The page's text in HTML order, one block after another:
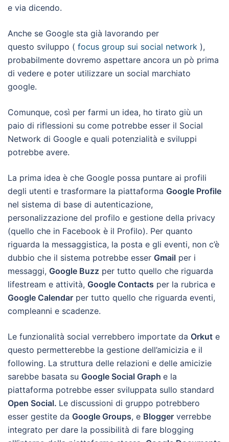
e via dicendo.
Anche se Google sta già lavorando per
questo sviluppo ( focus group sui social network ),
probabilmente dovremo aspettare ancora un pò prima
di vedere e poter utilizzare un social marchiato
google.
Comunque, così per farmi un idea, ho tirato giù un
paio di riflessioni su come potrebbe esser il Social
Network di Google e quali potenzialità e sviluppi
potrebbe avere.
La prima idea è che Google possa puntare ai profili
degli utenti e trasformare la piattaforma Google Profile
nel sistema di base di autenticazione,
personalizzazione del profilo e gestione della privacy
(quello che in Facebook è il Profilo). Per quanto
riguarda la messaggistica, la posta e gli eventi, non c’è
dubbio che il sistema potrebbe esser Gmail per i
messaggi, Google Buzz per tutto quello che riguarda
lifestream e attività, Google Contacts per la rubrica e
Google Calendar per tutto quello che riguarda eventi,
compleanni e scadenze.
Le funzionalità social verrebbero importate da Orkut e
questo permetterebbe la gestione dell’amicizia e il
following. La struttura delle relazioni e delle amicizie
sarebbe basata su Google Social Graph e la
piattaforma potrebbe esser sviluppata sullo standard
Open Social. Le discussioni di gruppo potrebbero
esser gestite da Google Groups, e Blogger verrebbe
integrato per dare la possibilità di fare blogging